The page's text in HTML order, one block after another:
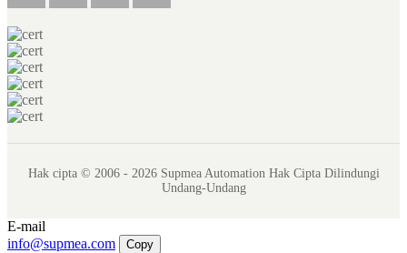
Hak cipta © 2006 - 2026 Supmea Automation Hak Cipta Dilindungi
Undang-Undang
E-mail
info@supmea.com
Copy